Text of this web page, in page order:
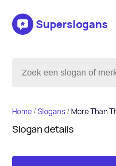
Superslogans
Home/Slogans/ More Than
Slogan details